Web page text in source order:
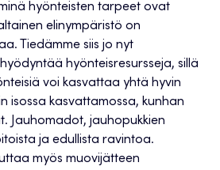
hyönteisten tarpeet ovat
elinympäristö on
Tiedämme siis jo nyt
hyönteisresursseja, sillä
voi kasvattaa yhtä hyvin
isossa kasvattamossa, kunhan
Jauhomadot, jauhopukkien
ja edullista ravintoa.
myös muovijätteen